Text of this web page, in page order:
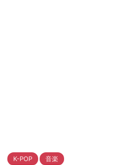
K-POP 音楽